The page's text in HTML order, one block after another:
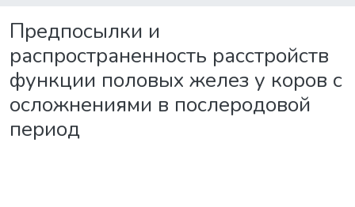
Предпосылки и
распространенность расстройств
функции половых желез у коров с
осложнениями в послеродовой
период